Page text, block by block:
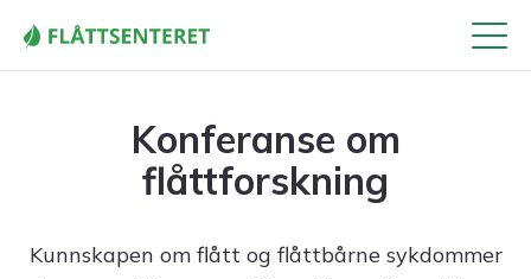
Meny
Konferanse om
flåttforskning
Kunnskapen om flått og flåttbårne sykdommer